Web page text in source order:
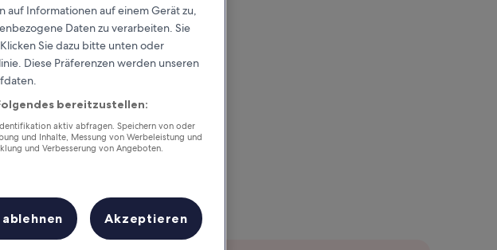
Informationen auf einem Gerät zu,
Daten zu verarbeiten. Sie
Sie dazu bitte unten oder
Diese Präferenzen werden unseren
bereitzustellen:
aktiv abfragen. Speichern von oder
und Inhalte, Messung von Werbeleistung und
und Verbesserung von Angeboten.
Akzeptieren